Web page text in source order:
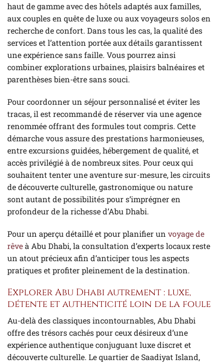
haut de gamme avec des hôtels adaptés aux familles,
aux couples en quête de luxe ou aux voyageurs solos en
recherche de confort. Dans tous les cas, la qualité des
services et l’attention portée aux détails garantissent
une expérience sans faille. Vous pourrez ainsi
combiner explorations urbaines, plaisirs balnéaires et
parenthèses bien-être sans souci.
Pour coordonner un séjour personnalisé et éviter les
tracas, il est recommandé de réserver via une agence
renommée offrant des formules tout compris. Cette
démarche vous assure des prestations harmonieuses,
entre excursions guidées, hébergement de qualité, et
accès privilégié à de nombreux sites. Pour ceux qui
souhaitent tenter une aventure sur-mesure, les circuits
de découverte culturelle, gastronomique ou nature
sont autant de possibilités pour s’imprégner en
profondeur de la richesse d’Abu Dhabi.
Pour un aperçu détaillé et pour planifier un voyage de
rêveà Abu Dhabi, la consultation d’experts locaux reste
un atout précieux afin d’anticiper tous les aspects
pratiques et profiter pleinement de la destination.
Explorer Abu Dhabi autrement : luxe,
détente et authenticité loin de la foule
Au-delà des classiques incontournables, Abu Dhabi
offre des trésors cachés pour ceux désireux d’une
expérience authentique conjuguant luxe discret et
découverte culturelle. Le quartier de Saadiyat Island,